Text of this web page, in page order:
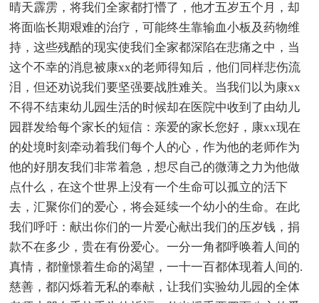
晴天霹雳，将我们全家都打懵了，他才五岁五个月，却
将面临长期艰难的治疗，可能终生靠输血小板及药物维
持，这些残酷的现实使我们全家都深陷在悲痛之中，当
这个不幸的消息被康xx的老师得知后，他们同样悲伤流
泪，但还劝说我们要坚强要战胜难关。当我们以为康xx
不得不结束幼儿园生活的时候却在医院中收到了由幼儿
园群发给每个家长的短信：亲爱的家长您好，康xx现在
的处境时刻牵动着我们每个人的心，作为他的老师作为
他的好朋友我们非常着急，想尽自己的微薄之力为他做
点什么，在这个世界上没有一个生命可以孤立的活下
去，汇聚你们的爱心，将会延续一个幼小的生命。在此
我们呼吁：献出你们的一片爱心献出我们的压岁钱，捐
款不在多少，贵在有份爱心。一分一角都呼唤着人间的
真情，都憧憬着生命的渴望，一十一百都体现着人间的.
慈善，都闪烁着无私的奉献，让我们实验幼儿园的全体